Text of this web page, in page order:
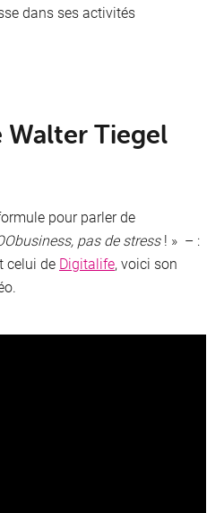
dans ses activités
Walter Tiegel
pour parler de
pas de stress! » – :
celui de Digitalife, voici son